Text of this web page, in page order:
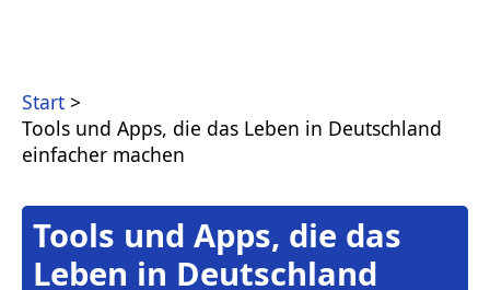
Start
Tools und Apps, die das Leben in Deutschland
einfacher machen
Tools und Apps, die das
Leben in Deutschland